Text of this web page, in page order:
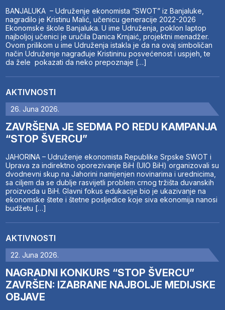
BANJALUKA – Udruženje ekonomista “SWOT” iz Banjaluke,
nagradilo je Kristinu Malić, učenicu generacije 2022-2026
Ekonomske škole Banjaluka. U ime Udruženja, poklon laptop
najboljoj učenici je uručila Danica Krnjaić, projektni menadžer.
Ovom prilikom u ime Udruženja istakla je da na ovaj simboličan
način Udruženje nagrađuje Kristininu posvećenost i uspjeh, te
da žele pokazati da neko prepoznaje […]
AKTIVNOSTI
26. Juna 2026.
ZAVRŠENA JE SEDMA PO REDU KAMPANJA
“STOP ŠVERCU”
JAHORINA – Udruženje ekonomista Republike Srpske SWOT i
Uprava za indirektno oporezivanje BiH (UIO BiH) organizovali su
dvodnevni skup na Jahorini namijenjen novinarima i urednicima,
sa ciljem da se dublje rasvijetli problem crnog tržišta duvanskih
proizvoda u BiH. Glavni fokus edukacije bio je ukazivanje na
ekonomske štete i štetne posljedice koje siva ekonomija nanosi
budžetu […]
AKTIVNOSTI
22. Juna 2026.
NAGRADNI KONKURS “STOP ŠVERCU”
ZAVRŠEN: IZABRANE NAJBOLJE MEDIJSKE
OBJAVE